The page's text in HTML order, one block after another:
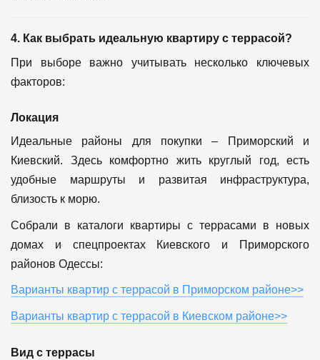
4. Как выбрать идеальную квартиру с террасой?
При выборе важно учитывать несколько ключевых
факторов:
Локация
Идеальные районы для покупки – Приморский и
Киевский. Здесь комфортно жить круглый год, есть
удобные маршруты и развитая инфраструктура,
близость к морю.
Собрали в каталоги квартиры с террасами в новых
домах и спецпроектах Киевского и Приморского
районов Одессы:
Варианты квартир с террасой в Приморском районе>>
Варианты квартир с террасой в Киевском районе>>
Вид с террасы